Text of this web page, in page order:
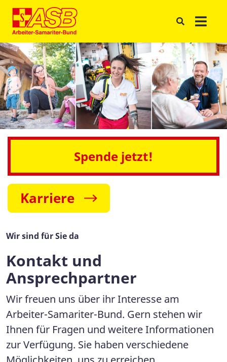
Spende jetzt!
Karriere
Wir sind für Sie da
Kontakt und
Ansprechpartner
Wir freuen uns über ihr Interesse am
Arbeiter-Samariter-Bund. Gern stehen wir
Ihnen für Fragen und weitere Informationen
zur Verfügung. Sie haben verschiedene